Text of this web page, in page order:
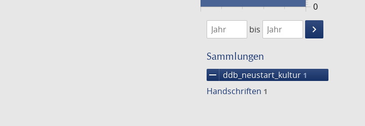
0
1474
1475
bis
keyboard_arrow_right
Suche
Sammlungen
remove ddb_neustart_kultur 1
Handschriften 1